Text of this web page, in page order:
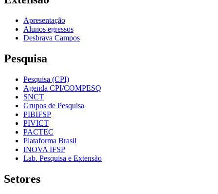
Apresentação
Alunos egressos
Desbrava Campos
Pesquisa
Pesquisa (CPI)
Agenda CPI/COMPESQ
SNCT
Grupos de Pesquisa
PIBIFSP
PIVICT
PACTEC
Plataforma Brasil
INOVA IFSP
Lab. Pesquisa e Extensão
Setores